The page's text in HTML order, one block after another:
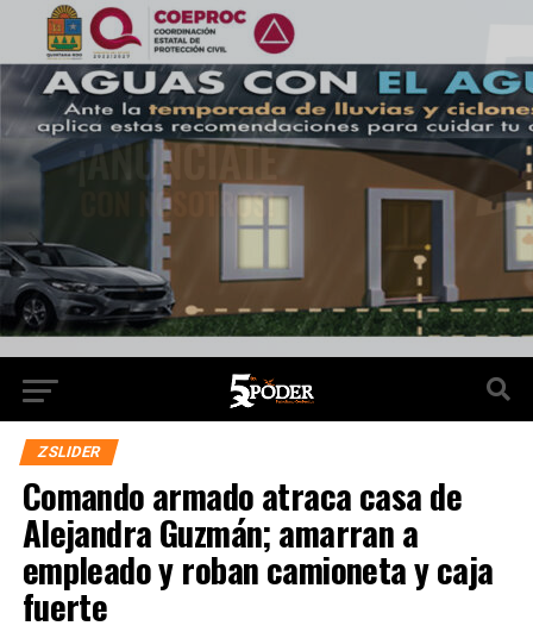
ZSLIDER
Comando armado atraca casa de
Alejandra Guzmán; amarran a
empleado y roban camioneta y caja
fuerte